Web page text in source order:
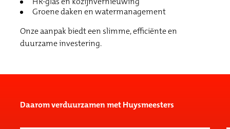
Groene daken en watermanagement
Onze aanpak biedt een slimme, efficiënte en
duurzame investering.
Daarom verduurzamen met Huysmeesters